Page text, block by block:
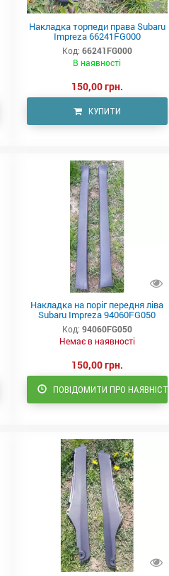
Накладка торпеди права Subaru
Impreza 66241FG000
Код: 66241FG000
В наявності
150,00 грн.
КУПИТИ
Накладка на поріг передня ліва
Subaru Impreza 94060FG050
Код: 94060FG050
Немає в наявності
150,00 грн.
ПОВІДОМИТИ ПРО НАЯВНІСТЬ